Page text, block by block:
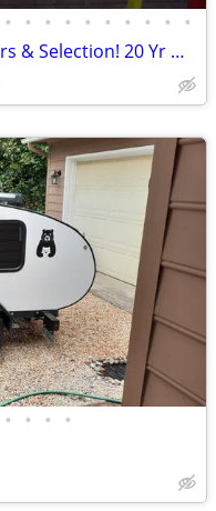
• • • • • • • • • •
Poly Patio Furniture, Good Colors & Selection! 20 Yr Warr!
• • • •